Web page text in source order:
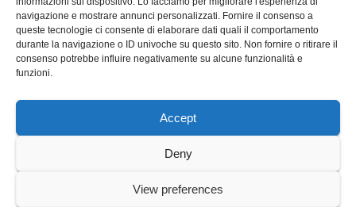
navigazione e mostrare annunci personalizzati. Fornire il consenso a
queste tecnologie ci consente di elaborare dati quali il comportamento
durante la navigazione o ID univoche su questo sito. Non fornire o ritirare il
consenso potrebbe influire negativamente su alcune funzionalità e
funzioni.
Accept
Deny
View preferences
Proudly powered by WordPress|Tema: Newspaperex di
Scienza studio specialistico bracciano